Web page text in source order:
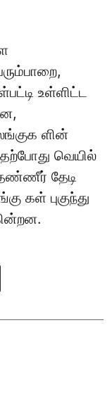
உள்ளிட்ட
ளின்
தற்போது வெயில்
தேடி
கள் புகுந்து